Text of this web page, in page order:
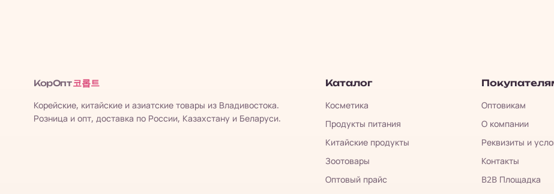
КорОпт 코롭트
Корейские, китайские и азиатские товары из Владивостока.
Розница и опт, доставка по России, Казахстану и Беларуси.
Каталог
Косметика
Продукты питания
Китайские продукты
Зоотовары
Оптовый прайс
Оптовикам
О компании
Реквизиты и
Контакты
B2B Площадка